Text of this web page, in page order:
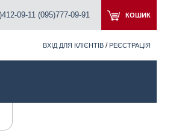
КОШИК
09-11 (095)777-09-91
ВХІД ДЛЯ КЛІЄНТІВ / РЕЄСТРАЦІЯ